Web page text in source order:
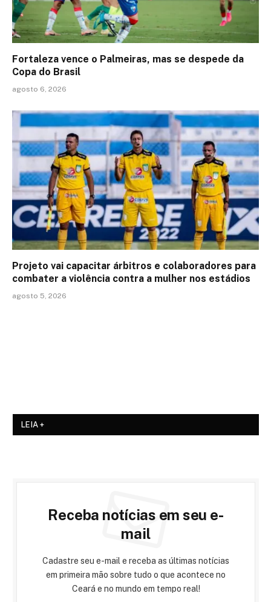
Fortaleza vence o Palmeiras, mas se despede da
Copa do Brasil
agosto 6, 2026
Projeto vai capacitar árbitros e colaboradores para
combater a violência contra a mulher nos estádios
agosto 5, 2026
LEIA +
Receba notícias em seu e-
mail
Cadastre seu e-mail e receba as últimas notícias
em primeira mão sobre tudo o que acontece no
Ceará e no mundo em tempo real!